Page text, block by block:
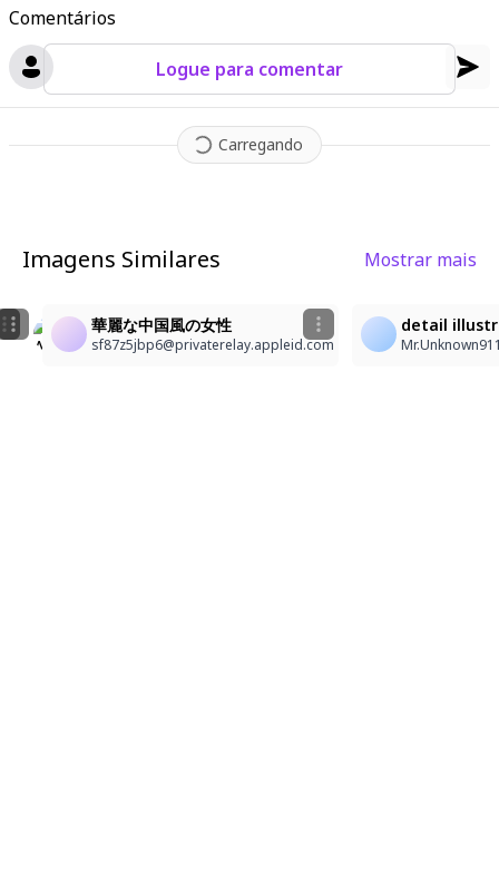
Comentários
Logue para comentar
Carregando
Imagens Similares Mostrar mais
중국 궁궐의 여제
vitoforest
ty
華麗な中国風の女性
sf87z5jbp6@privaterelay.appleid.com
detail